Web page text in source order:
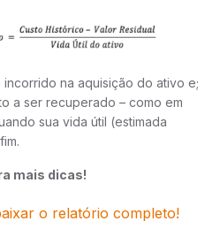
na aquisição do ativo e;
a ser recuperado – como em
sua vida útil (estimada
mais dicas!
o relatório completo!